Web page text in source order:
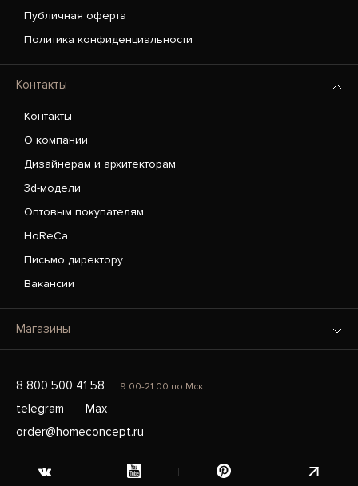
Публичная оферта
Политика конфиденциальности
Контакты
Контакты
О компании
Дизайнерам и архитекторам
3d-модели
Оптовым покупателям
HoReCa
Письмо директору
Вакансии
Магазины
8 800 500 41 58 9:00-21:00 по Мск
telegram
Max
order@homeconcept.ru